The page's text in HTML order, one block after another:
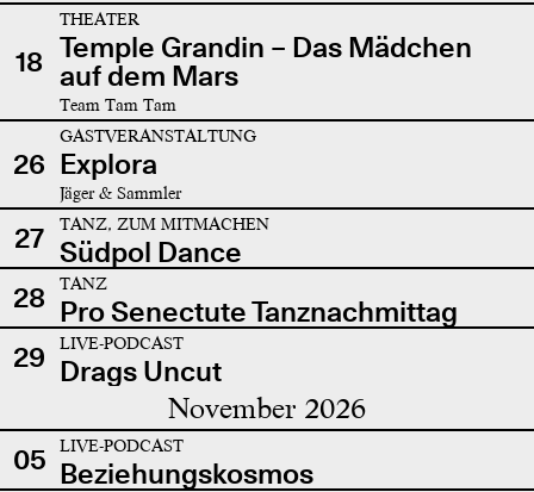
18
THEATER
Temple Grandin – Das Mädchen
auf dem Mars
Team Tam Tam
26
GASTVERANSTALTUNG
Explora
Jäger & Sammler
27 TANZ, ZUM MITMACHEN
Südpol Dance
28
TANZ
Pro Senectute Tanznachmittag
29
LIVE-PODCAST
Drags Uncut
November 2026
05 LIVE-PODCAST
Beziehungskosmos